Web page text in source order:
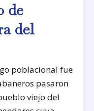
de
del
poblacional fue
pasaron
viejo del